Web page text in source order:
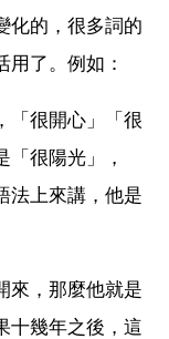
化的，很多詞的
了。例如：
「很開心」「很
很陽光」，
法上來講，他是
來，那麼他就是
十幾年之後，這